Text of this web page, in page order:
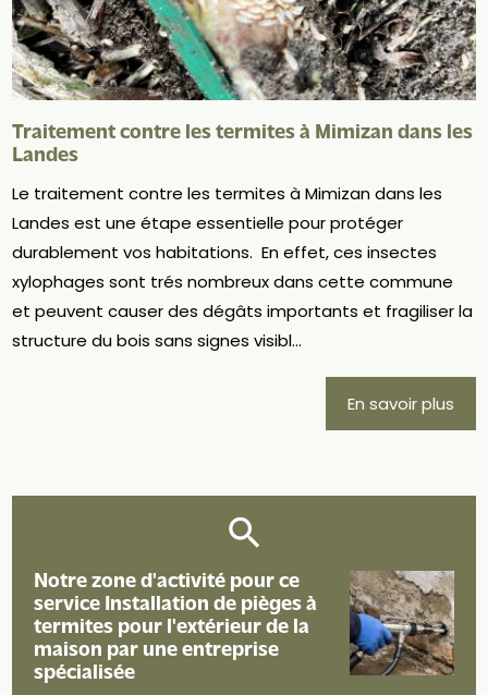
Traitement contre les termites à Mimizan dans les
Landes
Le traitement contre les termites à Mimizan dans les
Landes est une étape essentielle pour protéger
durablement vos habitations. En effet, ces insectes
xylophages sont trés nombreux dans cette commune
et peuvent causer des dégâts importants et fragiliser la
structure du bois sans signes visibl...
En savoir plus
Notre zone d'activité pour ce
service Installation de pièges à
termites pour l'extérieur de la
maison par une entreprise
spécialisée